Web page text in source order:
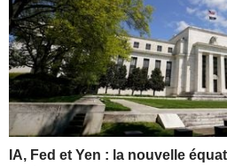
IA, Fed et Yen : la nouvelle